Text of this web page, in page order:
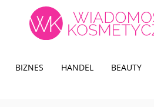
BIZNES HANDEL BEAUTY